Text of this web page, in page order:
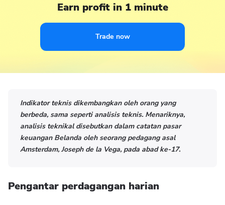
Earn profit in 1 minute
Trade now
Indikator teknis dikembangkan oleh orang yang
berbeda, sama seperti analisis teknis. Menariknya,
analisis teknikal disebutkan dalam catatan pasar
keuangan Belanda oleh seorang pedagang asal
Amsterdam, Joseph de la Vega, pada abad ke-17.
Pengantar perdagangan harian